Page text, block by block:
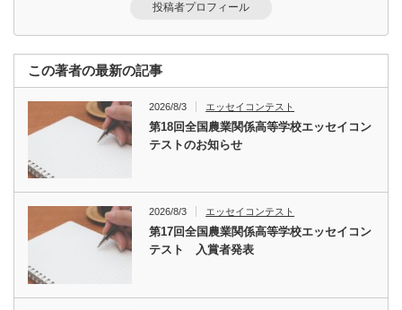
投稿者プロフィール
この著者の最新の記事
2026/8/3 エッセイコンテスト
第18回全国農業関係高等学校エッセイコン
テストのお知らせ
2026/8/3 エッセイコンテスト
第17回全国農業関係高等学校エッセイコン
テスト 入賞者発表